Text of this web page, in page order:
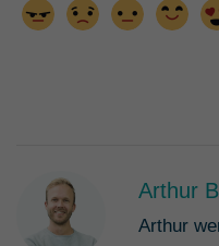
Arthur
Arthur